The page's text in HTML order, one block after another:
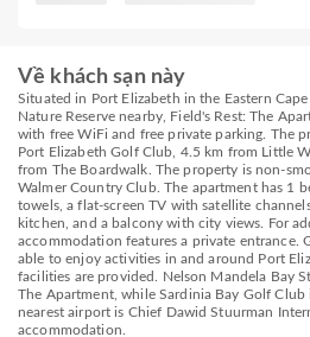
Về khách sạn này
Situated in Port Elizabeth in the Eastern
Nature Reserve nearby, Field's Rest: The
with free WiFi and free private parking. The
Port Elizabeth Golf Club, 4.5 km from Little
from The Boardwalk. The property is non-
Walmer Country Club. The apartment has 1
towels, a flat-screen TV with satellite
kitchen, and a balcony with city views. For
accommodation features a private entrance.
able to enjoy activities in and around Port
facilities are provided. Nelson Mandela Bay
The Apartment, while Sardinia Bay Golf
nearest airport is Chief Dawid Stuurman
accommodation.